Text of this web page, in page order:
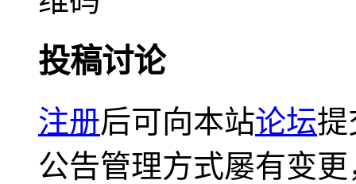
投稿讨论
注册后可向本站论坛提
公告管理方式屡有变